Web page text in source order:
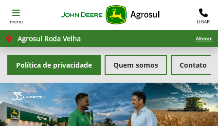
menu LIGAR
Agrosul Roda Velha Alterar
Quem somos Contato
Política de privacidade